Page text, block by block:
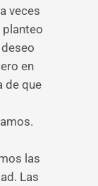
veces
planteo
en
de que
las
Las